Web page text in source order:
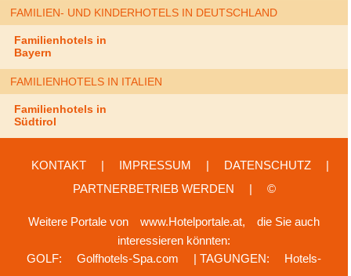
FAMILIEN- UND KINDERHOTELS IN DEUTSCHLAND
Familienhotels in
Bayern
FAMILIENHOTELS IN ITALIEN
Familienhotels in
Südtirol
KONTAKT | IMPRESSUM | DATENSCHUTZ
|
PARTNERBETRIEB WERDEN
| ©
Weitere Portale von www.Hotelportale.at,
die Sie auch
interessieren könnten:
GOLF:
Golfhotels-Spa.com | TAGUNGEN:
Hotels-